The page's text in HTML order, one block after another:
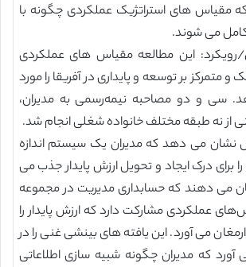
مقیاس های استراتژیک عملکردی چگونه با
می شوند.
این مطالعه مقیاس های عملکردی
و متمرکز بر توسعه و پایداری در آفریقا را مورد
سی و دو مصاحبه نیمه‌رسمی به مدیران،
از نه طبقه مختلف خانواده شغلی انجام شد.
نشان می دهد که مدیران یک سیستم اندازه
برای درک ایجاد و تحویل ارزش پایدار جذب می
می دهند که حسابداری مدیریت در مجموعه
عملکردی مشارکت دارد که ارزش پایدار را
می آورد. این یافته های بینشی غنی را در
آورد که مدیران چگونه شبیه سازی اطلاعاتی